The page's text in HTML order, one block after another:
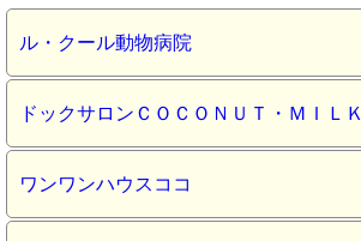
ル・クール動物病院
ドックサロンＣＯＣＯＮＵＴ・ＭＩＬＫ
ワンワンハウスココ